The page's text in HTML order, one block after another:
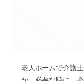
老人ホームで介護
が、必要な時に、